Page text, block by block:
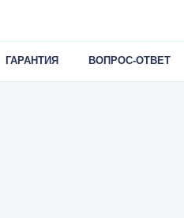
ГАРАНТИЯ ВОПРОС-ОТВЕТ